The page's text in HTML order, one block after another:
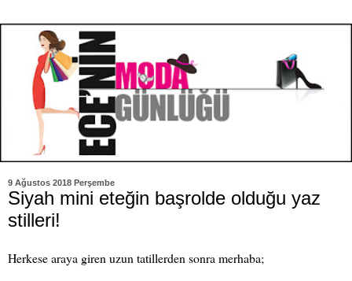
9 Ağustos 2018 Perşembe
Siyah mini eteğin başrolde olduğu yaz
stilleri!
Herkese araya giren uzun tatillerden sonra merhaba;